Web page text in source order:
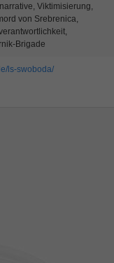
Viktimisierung,
von Srebrenica,
Brigade
ls-swoboda/